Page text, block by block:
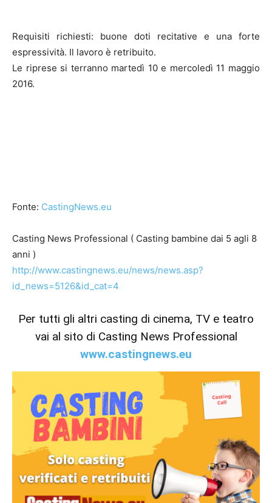
Requisiti richiesti: buone doti recitative e una forte
espressività. Il lavoro è retribuito.
Le riprese si terranno martedì 10 e mercoledì 11 maggio
2016.
Fonte: CastingNews.eu
Casting News Professional ( Casting bambine dai 5 agli 8
anni )
http://www.castingnews.eu/news/news.asp?
id_news=5126&id_cat=4
Per tutti gli altri casting di cinema, TV e teatro
vai al sito di Casting News Professional
www.castingnews.eu